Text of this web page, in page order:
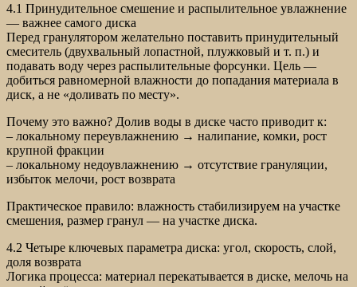
4.1 Принудительное смешение и распылительное увлажнение
— важнее самого диска
Перед гранулятором желательно поставить принудительный
смеситель (двухвальный лопастной, плужковый и т. п.) и
подавать воду через распылительные форсунки. Цель —
добиться равномерной влажности до попадания материала в
диск, а не «доливать по месту».
Почему это важно? Долив воды в диске часто приводит к:
– локальному переувлажнению → налипание, комки, рост
крупной фракции
– локальному недоувлажнению → отсутствие грануляции,
избыток мелочи, рост возврата
Практическое правило: влажность стабилизируем на участке
смешения, размер гранул — на участке диска.
4.2 Четыре ключевых параметра диска: угол, скорость, слой,
доля возврата
Логика процесса: материал перекатывается в диске, мелочь на